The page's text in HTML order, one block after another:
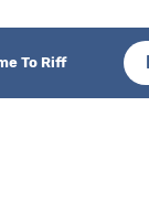
To Riff